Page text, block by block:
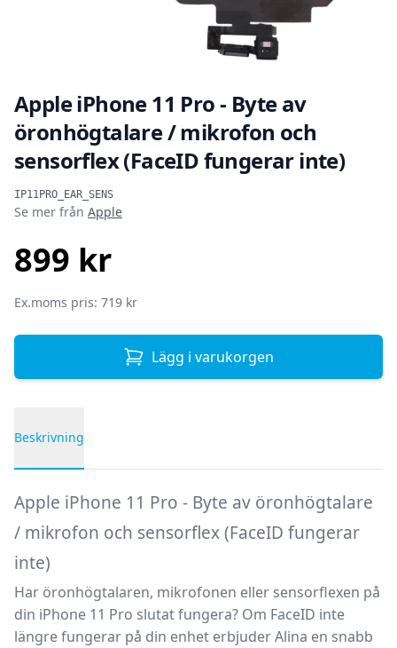
Apple iPhone 11 Pro - Byte av
öronhögtalare / mikrofon och
sensorflex (FaceID fungerar inte)
IP11PRO_EAR_SENS
Produktinformation
Se mer från Apple
899 kr
Ex.moms pris: 719 kr
Lägg i varukorgen
Beskrivning
Apple iPhone 11 Pro - Byte av öronhögtalare
/ mikrofon och sensorflex (FaceID fungerar
inte)
Har öronhögtalaren, mikrofonen eller sensorflexen på
din iPhone 11 Pro slutat fungera? Om FaceID inte
längre fungerar på din enhet erbjuder Alina en snabb